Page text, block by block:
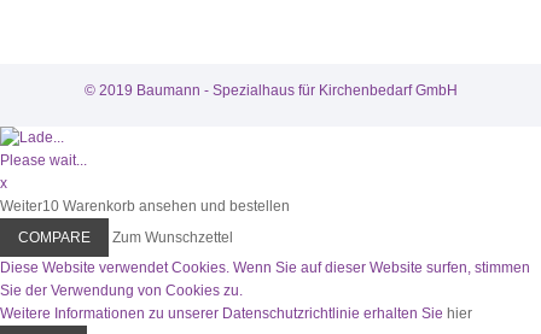
© 2019 Baumann - Spezialhaus für Kirchenbedarf GmbH
Please wait...
x
Weiter10 Warenkorb ansehen und bestellen
COMPARE
Zum Wunschzettel
Diese Website verwendet Cookies. Wenn Sie auf dieser Website surfen, stimmen
Sie der Verwendung von Cookies zu.
Weitere Informationen zu unserer Datenschutzrichtlinie erhalten Sie hier